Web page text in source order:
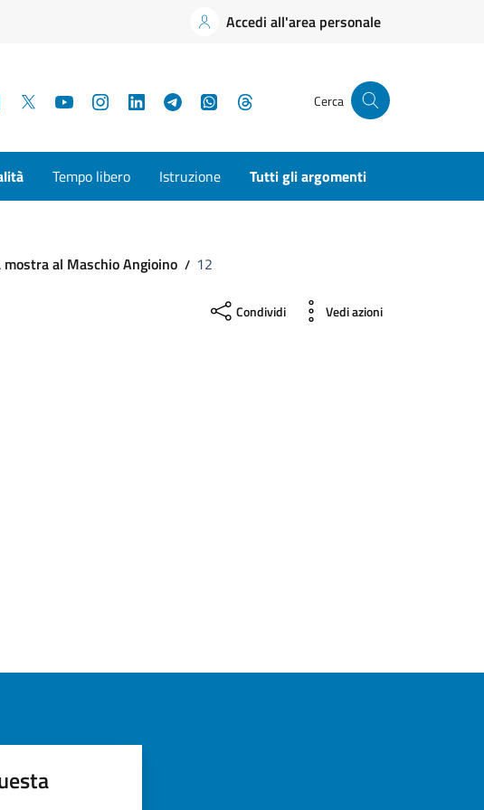
Accedi all'area personale
Facebook YouTubeInstagramLinkedInTelegramWhatsApp Cerca
Tempo libero Istruzione Tutti gli argomenti
al Maschio Angioino 12
Condividi Vedi azioni